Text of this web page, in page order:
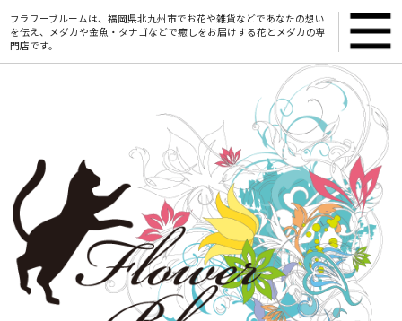
フラワーブルームは、福岡県北九州市でお花や雑貨などであなたの想い
を伝え、メダカや金魚・タナゴなどで癒しをお届けする花とメダカの専
門店です。